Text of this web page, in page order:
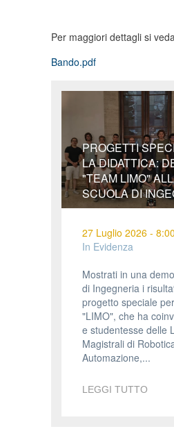
Per maggiori dettagli si
Bando.pdf
PROGETTI
LA DIDATTICA:
"TEAM LIMO"
SCUOLA DI
27 Luglio 2026 - 8:00
In Evidenza
Mostrati in una
di Ingegneria i
progetto speciale
"LIMO", che ha
e studentesse delle
Magistrali di
Automazione,...
LEGGI TUTTO